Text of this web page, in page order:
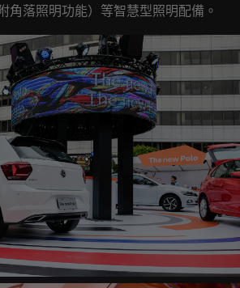
角落照明功能）等智慧型照明配備。